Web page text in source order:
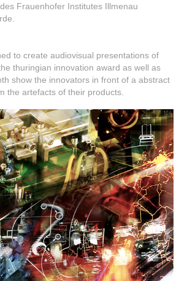
Frauenhofer Institutes Illmenau
to create audiovisual presentations of
thuringian innovation award as well as
show the innovators in front of a abstract
the artefacts of their products.